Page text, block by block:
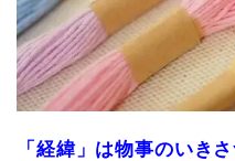
「経緯」は物事のいき